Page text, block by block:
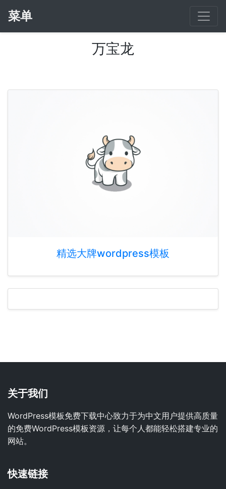
菜单
万宝龙
精选大牌wordpress模板
关于我们
WordPress模板免费下载中心致力于为中文用户提供高质量
的免费WordPress模板资源，让每个人都能轻松搭建专业的
网站。
快速链接